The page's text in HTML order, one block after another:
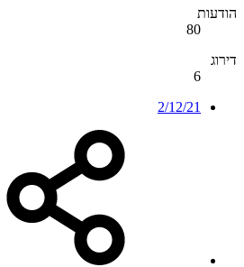
הודעות
80
דירוג
6
2/12/21